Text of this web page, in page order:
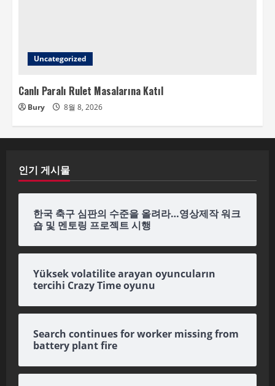
Uncategorized
Canlı Paralı Rulet Masalarına Katıl
Bury 8월 8, 2026
인기 게시물
한국 축구 심판의 수준을 올려라…영상제작 워크
숍 및 멘토링 프로젝트 시행
Yüksek volatilite arayan oyuncuların
tercihi Crazy Time oyunu
Search continues for worker missing from
battery plant fire